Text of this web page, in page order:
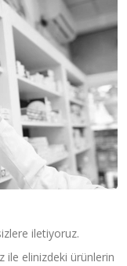
iletiyoruz.
ile elinizdeki ürünlerin